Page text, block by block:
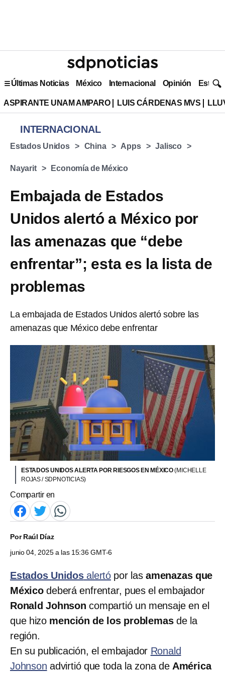
Últimas Noticias México Internacional Opinión Estilo
ASPIRANTE UNAM AMPARO LUIS CÁRDENAS MVS
INTERNACIONAL
Estados Unidos China Apps Jalisco
Nayarit Economía de México
Embajada de Estados
Unidos alertó a México por
las amenazas que “debe
enfrentar”; esta es la lista de
problemas
La embajada de Estados Unidos alertó sobre las
amenazas que México debe enfrentar
ESTADOS UNIDOS ALERTA POR RIESGOS EN MÉXICO(MICHELLE
ROJAS / SDPNOTICIAS)
Compartir en
PorRaúl Díaz
junio 04, 2025 a las 15:36 GMT-6
Estados Unidosalertó por lasamenazas que
Méxicodeberá enfrentar, pues el embajador
Ronald Johnson compartió un mensaje en el
que hizo mención de los problemasde la
región.
En su publicación, el embajador Ronald
Johnson advirtió que toda la zona de América